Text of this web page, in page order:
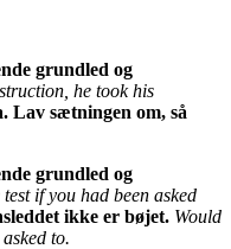
grundled og
he took his
Lav sætningen om, så
grundled og
if you had been asked
ikke er bøjet. Would
to.